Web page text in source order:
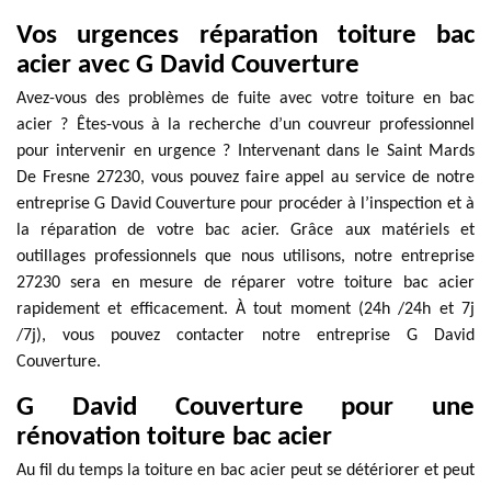
Vos urgences réparation toiture bac
acier avec G David Couverture
Avez-vous des problèmes de fuite avec votre toiture en bac
acier ? Êtes-vous à la recherche d’un couvreur professionnel
pour intervenir en urgence ? Intervenant dans le Saint Mards
De Fresne 27230, vous pouvez faire appel au service de notre
entreprise G David Couverture pour procéder à l’inspection et à
la réparation de votre bac acier. Grâce aux matériels et
outillages professionnels que nous utilisons, notre entreprise
27230 sera en mesure de réparer votre toiture bac acier
rapidement et efficacement. À tout moment (24h /24h et 7j
/7j), vous pouvez contacter notre entreprise G David
Couverture.
G David Couverture pour une
rénovation toiture bac acier
Au fil du temps la toiture en bac acier peut se détériorer et peut